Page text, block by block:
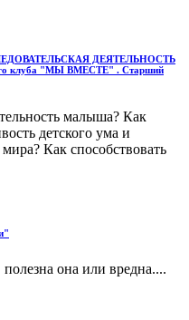
ДЕЯТЕЛЬНОСТЬ
клуба "МЫ ВМЕСТЕ" . Старший
малыша? Как
детского ума и
Как способствовать
полезна она или вредна....